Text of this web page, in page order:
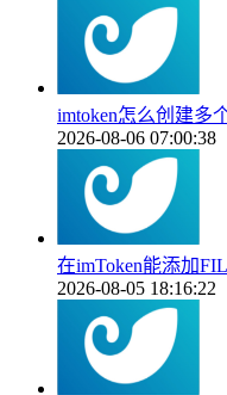
imtoken怎么创建多
2026-08-06 07:00:38
在imToken能添加
2026-08-05 18:16:22